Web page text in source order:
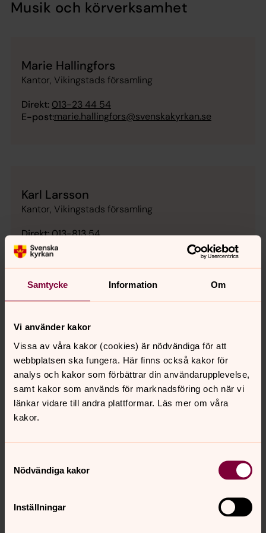
Samtycke Information Om
Vi använder kakor
Vissa av våra kakor (cookies) är nödvändiga för att
webbplatsen ska fungera. Här finns också kakor för
analys och kakor som förbättrar din användarupplevelse,
samt kakor som används för marknadsföring och när vi
länkar vidare till andra plattformar. Läs mer om våra
kakor.
Nödvändiga kakor
Inställningar
Musik och körverksamhet
Marie Hallingfors
Kantor, Vikingstads församling
Direkt: 013-23 44 54
E-post:marie.hallingfors@svenskakyrkan.se
Karl Larsson
Kantor, Vikingstads församling
Direkt:013-813 54
E-post:karl.larsson@svenskakyrkan.se
Kyrkogård och vaktmästeri
Johan Jansson
Kyrkovaktmästare, Vikingstads församling
Direkt: 013-23 44 57
E-post:
johan.jansson2@svenskakyrkan.se
Kyrkogårdschef, Vikingstads församling